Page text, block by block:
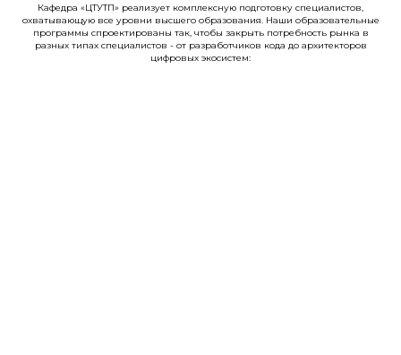
Кафедра «ЦТУТП» реализует комплексную подготовку специалистов,
охватывающую все уровни высшего образования. Наши образовательные
программы спроектированы так, чтобы закрыть потребность рынка в
разных типах специалистов - от разработчиков кода до архитекторов
цифровых экосистем: